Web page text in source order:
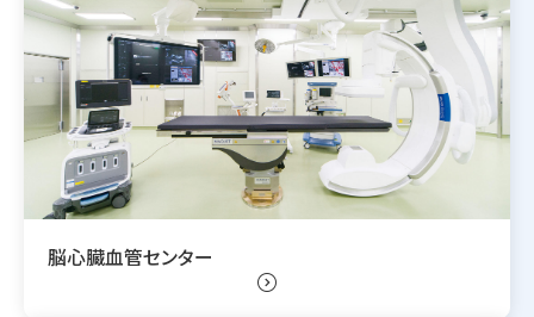
脳心臓血管センター
expand_circle_right